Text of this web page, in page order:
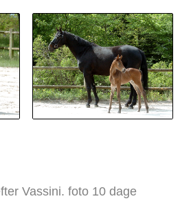
Vassini. foto 10 dage